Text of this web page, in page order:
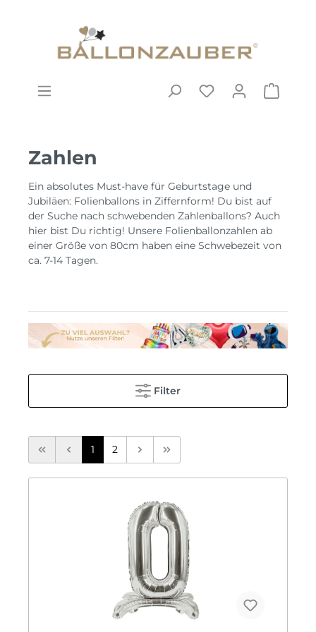
Zahlen
Ein absolutes Must-have für Geburtstage und
Jubiläen: Folienballons in Ziffernform! Du bist auf
der Suche nach schwebenden Zahlenballons? Auch
hier bist Du richtig! Unsere Folienballonzahlen ab
einer Größe von 80cm haben eine Schwebezeit von
ca. 7-14 Tagen.
Filter
1 2